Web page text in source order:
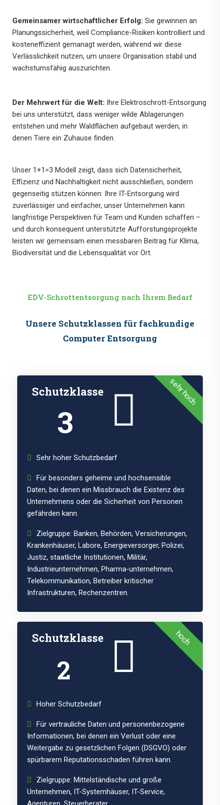
Gemeinsamer wirtschaftlicher Erfolg: Sie gewinnen an
Planungssicherheit, weil Compliance-Risiken kontrolliert und
kosteneffizient gemanagt werden, während wir diese
Verlässlichkeit nutzen, um unsere Organisation stabil und
wachstumsfähig auszurichten.
Der Mehrwert für die Welt: Ihre Elektroschrott-Entsorgung
bei uns unterstützt, dass weniger wilde Ablagerungen
entstehen und mehr Waldflächen aufgebaut werden, in
denen Tiere ein Zuhause finden.
Unser 1+1=3 Modell zeigt, dass sich Datensicherheit,
Effizienz und Nachhaltigkeit nicht ausschließen, sondern
gegenseitig stützen können: Ihre IT-Entsorgung wird
zuverlässiger und einfacher, unser Unternehmen kann
langfristige Perspektiven für Team und Kunden schaffen –
und durch konsequent unterstützte Aufforstungsprojekte
leisten wir gemeinsam einen messbaren Beitrag für Klima,
Biodiversität und die Lebensqualität vor Ort.
EDV-Schrottentsorgung nach Ihrem Bedarf
Unsere Schutzklassen für fachkundige
Computer Entsorgung
sehr hoch
Schutzklasse
3
Sehr hoher Schutzbedarf
Für besonders geheime und hochsensible
Daten, bei denen ein Missbrauch die Existenz des
Unternehmens oder die Sicherheit von Personen
gefährden kann.
Zielgruppe: Banken, Behörden, Versicherungen,
Krankenhäuser, Labore, Energieversorger, Polizei,
Justiz, staatliche Institutionen, Militär,
Industrieunternehmen, Pharma-unternehmen,
Telekommunikation, Betreiber kritischer
Infrastrukturen, Rechenzentren.
hoch
Schutzklasse
2
Hoher Schutzbedarf
Für vertrauliche Daten und personenbezogene
Informationen, bei denen ein Verlust oder eine
Weitergabe zu gesetzlichen Folgen (DSGVO) oder
spürbarem Reputationsschaden führen kann.
Zielgruppe: Mittelständische und große
Unternehmen, IT-Systemhäuser, IT-Service,